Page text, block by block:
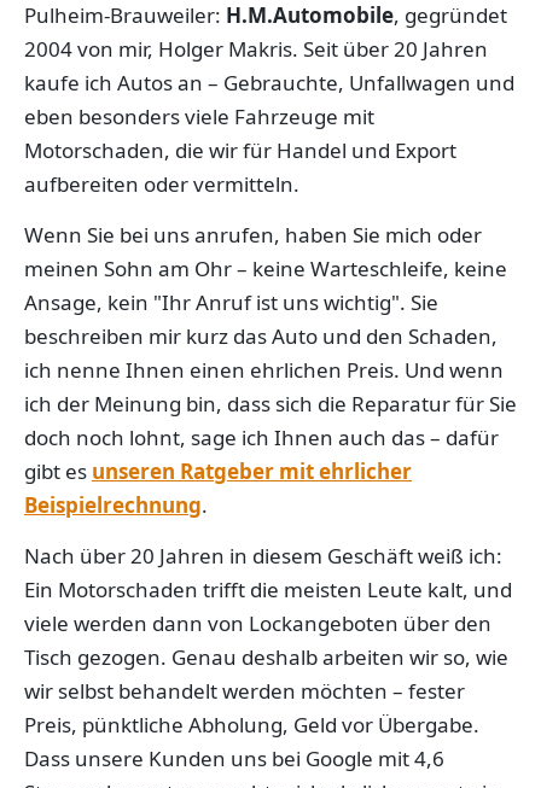
Pulheim-Brauweiler: H.M.Automobile, gegründet
2004 von mir, Holger Makris. Seit über 20 Jahren
kaufe ich Autos an – Gebrauchte, Unfallwagen und
eben besonders viele Fahrzeuge mit
Motorschaden, die wir für Handel und Export
aufbereiten oder vermitteln.
Wenn Sie bei uns anrufen, haben Sie mich oder
meinen Sohn am Ohr – keine Warteschleife, keine
Ansage, kein "Ihr Anruf ist uns wichtig". Sie
beschreiben mir kurz das Auto und den Schaden,
ich nenne Ihnen einen ehrlichen Preis. Und wenn
ich der Meinung bin, dass sich die Reparatur für Sie
doch noch lohnt, sage ich Ihnen auch das – dafür
gibt es unseren Ratgeber mit ehrlicher
Beispielrechnung.
Nach über 20 Jahren in diesem Geschäft weiß ich:
Ein Motorschaden trifft die meisten Leute kalt, und
viele werden dann von Lockangeboten über den
Tisch gezogen. Genau deshalb arbeiten wir so, wie
wir selbst behandelt werden möchten – fester
Preis, pünktliche Abholung, Geld vor Übergabe.
Dass unsere Kunden uns bei Google mit 4,6